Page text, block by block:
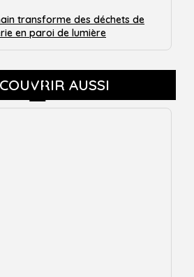
transforme des déchets de
en paroi de lumière
AUSSI